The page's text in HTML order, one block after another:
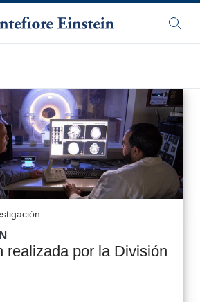
realizada por la División